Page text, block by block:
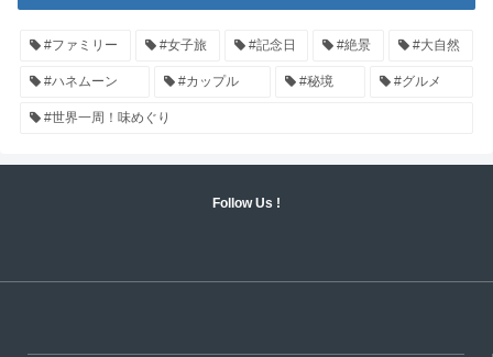
#ファミリー #女子旅 #記念日 #絶景 #大自然
#ハネムーン #カップル #秘境 #グルメ
#世界一周！味めぐり
Follow Us !